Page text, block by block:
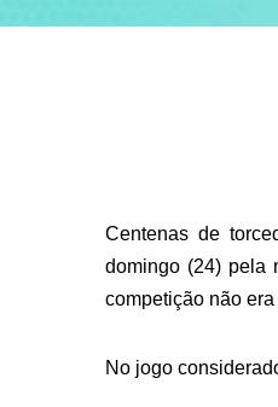
Centenas de
domingo (24) pela
competição não
No jogo